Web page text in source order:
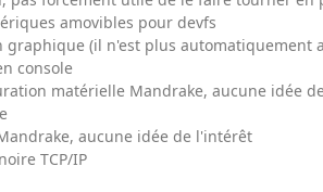
amovibles pour devfs
(il n'est plus automatiquement
console
matérielle Mandrake, aucune idée
aucune idée de l'intérêt
TCP/IP